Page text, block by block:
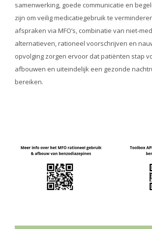
samenwerking, goede communicatie en
zijn om veilig medicatiegebruik te
afspraken via MFO’s, combinatie van niet-
alternatieven, rationeel voorschrijven en
opvolging zorgen ervoor dat patiënten stap
afbouwen en uiteindelijk een gezonde
bereiken.
Image